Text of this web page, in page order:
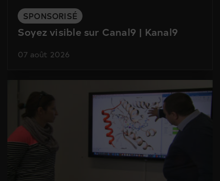
SPONSORISÉ
Soyez visible sur Canal9 | Kanal9
07 août 2026